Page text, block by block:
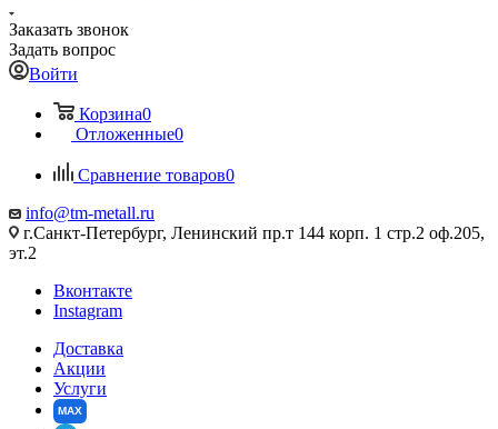
Заказать звонок
Задать вопрос
Войти
Корзина0
Отложенные0
Сравнение товаров0
info@tm-metall.ru
г.Санкт-Петербург, Ленинский пр.т 144 корп. 1 стр.2 оф.205,
эт.2
Вконтакте
Instagram
Доставка
Акции
Услуги
MAX